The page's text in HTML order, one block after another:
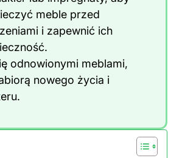
meble przed
i zapewnić ich
odnowionymi meblami,
nowego życia i